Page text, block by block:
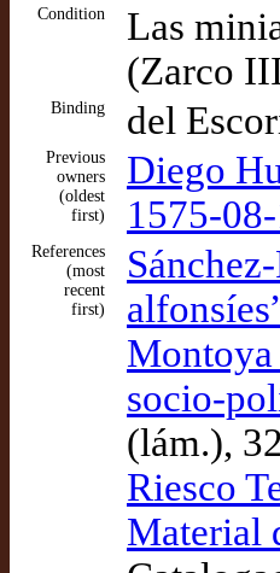
Condition
Las
(Zarco
Binding del
Previous
owners
(oldest
first)
Diego
1575-
References
(most
recent
first)
socio-
(lám.),
Riesco
Material